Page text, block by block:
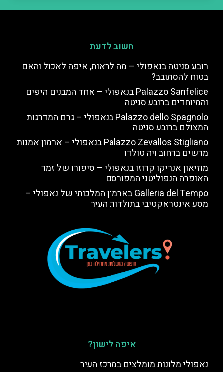
חשוב לדעת
רובע סניטה בנאפולי – מה לראות, איפה לאכול והאם
בטוח להסתובב?
Palazzo Sanfelice בנאפולי – אחד המבנים היפים
והמיוחדים ברובע סניטה
Palazzo dello Spagnolo בנאפולי – גרם המדרגות
המצולם ברובע סניטה
Palazzo Zevallos Stigliano בנאפולי – ארמון אמנות
מרשים ברחוב ויה טולדו
מוזיאון אנריקו קרוזו בנאפולי – סיפורו של זמר
האופרה הנפוליטני המפורסם
Galleria del Tempo בארמון המלכותי של נאפולי –
מסע אינטראקטיבי בתולדות העיר
איפה לישון?
נאפולי מלונות מומלצים במרכז העיר